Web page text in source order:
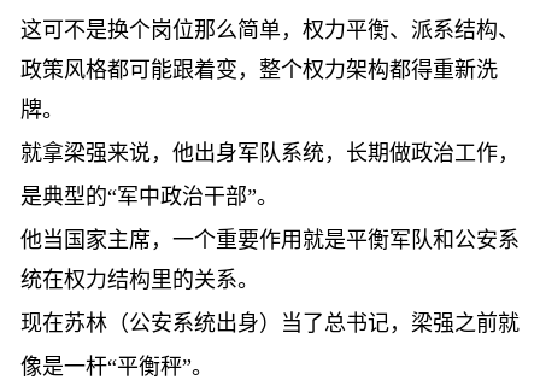
这可不是换个岗位那么简单，权力平衡、派系结构、
政策风格都可能跟着变，整个权力架构都得重新洗
牌。
就拿梁强来说，他出身军队系统，长期做政治工作，
是典型的“军中政治干部”。
他当国家主席，一个重要作用就是平衡军队和公安系
统在权力结构里的关系。
现在苏林（公安系统出身）当了总书记，梁强之前就
像是一杆“平衡秤”。